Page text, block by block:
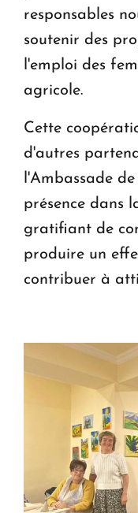
responsables
soutenir des
l'emploi des
agricole.
Cette
d'autres
l'Ambassade
présence dans
gratifiant de
produire un
contribuer à